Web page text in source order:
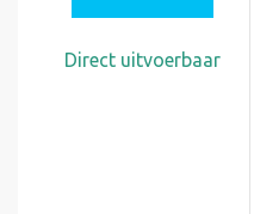
Direct uitvoerbaar